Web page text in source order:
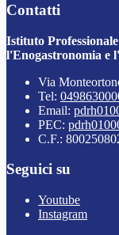
Contatti
Istituto
l'Enogastronomia e
Via
Tel:
Email:
PEC:
C.F.:
Seguici su
Youtube
Instagram